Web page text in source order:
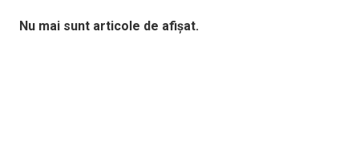
Nu mai sunt articole de afișat.